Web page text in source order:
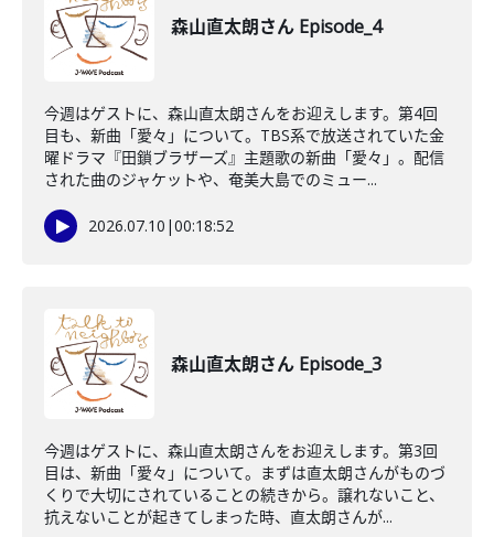
森山直太朗さん Episode_4
今週はゲストに、森山直太朗さんをお迎えします。第4回
目も、新曲「愛々」について。TBS系で放送されていた金
曜ドラマ『田鎖ブラザーズ』主題歌の新曲「愛々」。配信
された曲のジャケットや、奄美大島でのミュー...
2026.07.10 |00:18:52
森山直太朗さん Episode_3
今週はゲストに、森山直太朗さんをお迎えします。第3回
目は、新曲「愛々」について。まずは直太朗さんがものづ
くりで大切にされていることの続きから。譲れないこと、
抗えないことが起きてしまった時、直太朗さんが...